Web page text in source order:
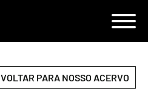
VOLTAR PARA NOSSO ACERVO